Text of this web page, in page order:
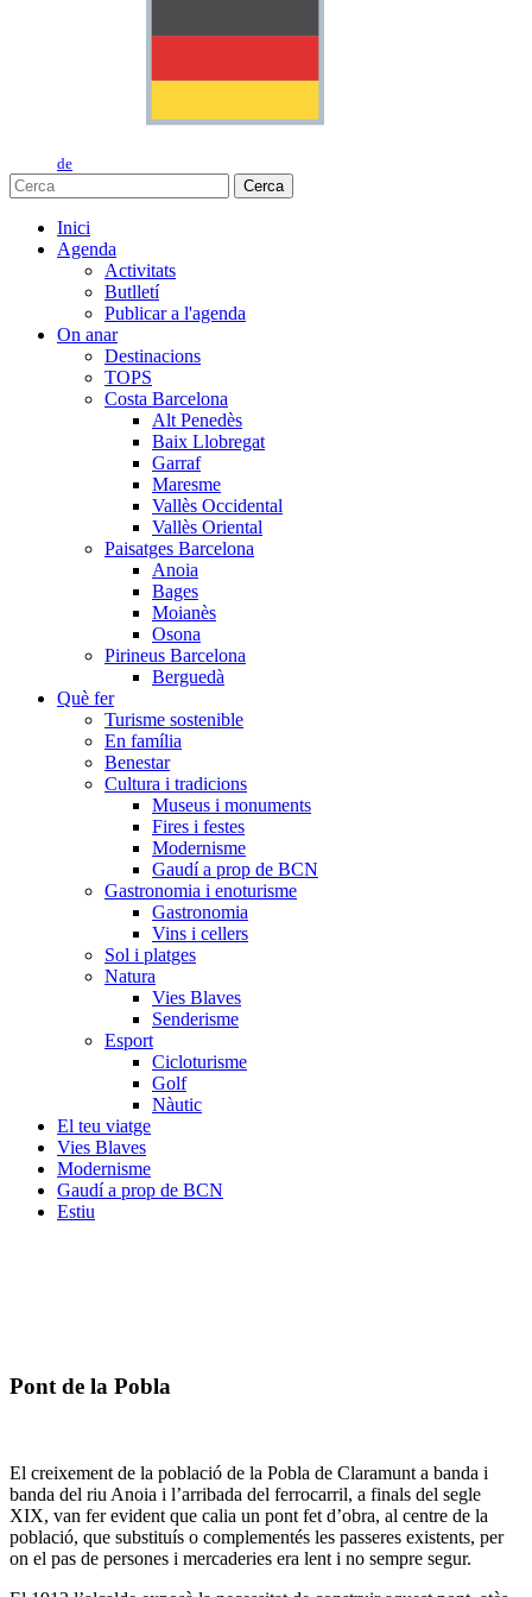
de
Cerca
Inici
Agenda
Activitats
Butlletí
Publicar a l'agenda
On anar
Destinacions
TOPS
Costa Barcelona
Alt Penedès
Baix Llobregat
Garraf
Maresme
Vallès Occidental
Vallès Oriental
Paisatges Barcelona
Anoia
Bages
Moianès
Osona
Pirineus Barcelona
Berguedà
Què fer
Turisme sostenible
En família
Benestar
Cultura i tradicions
Museus i monuments
Fires i festes
Modernisme
Gaudí a prop de BCN
Gastronomia i enoturisme
Gastronomia
Vins i cellers
Sol i platges
Natura
Vies Blaves
Senderisme
Esport
Cicloturisme
Golf
Nàutic
El teu viatge
Vies Blaves
Modernisme
Gaudí a prop de BCN
Estiu
Pont de la Pobla
El creixement de la població de la Pobla de Claramunt a banda i
banda del riu Anoia i l’arribada del ferrocarril, a finals del segle
XIX, van fer evident que calia un pont fet d’obra, al centre de la
població, que substituís o complementés les passeres existents, per
on el pas de persones i mercaderies era lent i no sempre segur.